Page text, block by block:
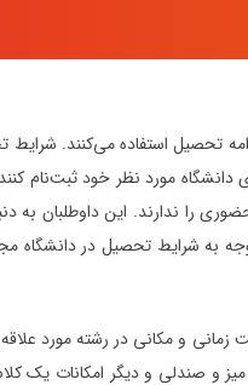
تحصیل استفاده می‌کنند.
دانشگاه مورد نظر خود
را ندارند. این داوطلبان
به شرایط تحصیل در
زمانی و مکانی در رشته مورد
صندلی و دیگر امکانات یک